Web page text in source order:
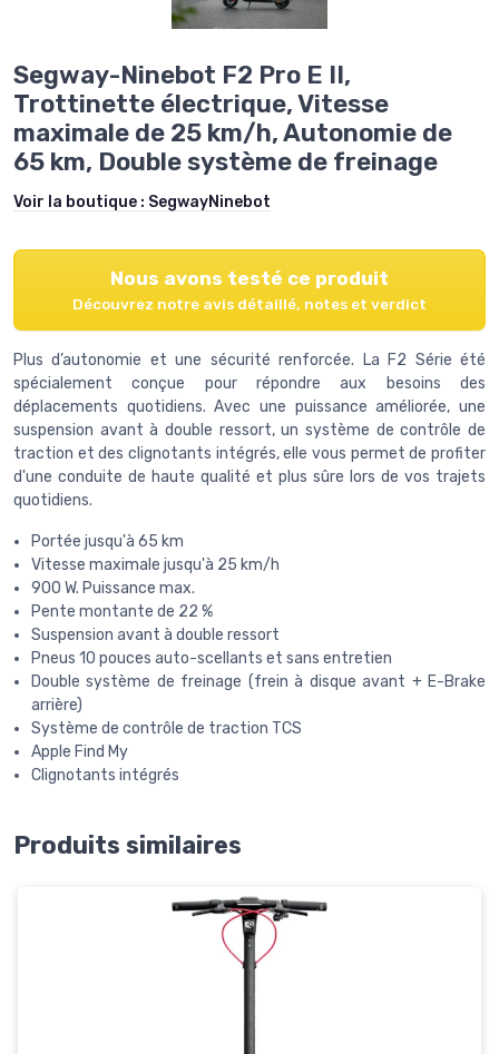
Segway-Ninebot F2 Pro E II,
Trottinette électrique, Vitesse
maximale de 25 km/h, Autonomie de
65 km, Double système de freinage
Voir la boutique : SegwayNinebot
Nous avons testé ce produit
Découvrez notre avis détaillé, notes et verdict
Plus d’autonomie et une sécurité renforcée. La F2 Série été
spécialement conçue pour répondre aux besoins des
déplacements quotidiens. Avec une puissance améliorée, une
suspension avant à double ressort, un système de contrôle de
traction et des clignotants intégrés, elle vous permet de profiter
d'une conduite de haute qualité et plus sûre lors de vos trajets
quotidiens.
Portée jusqu'à 65 km
Vitesse maximale jusqu'à 25 km/h
900 W. Puissance max.
Pente montante de 22 %
Suspension avant à double ressort
Pneus 10 pouces auto-scellants et sans entretien
Double système de freinage (frein à disque avant + E-Brake
arrière)
Système de contrôle de traction TCS
Apple Find My
Clignotants intégrés
Produits similaires